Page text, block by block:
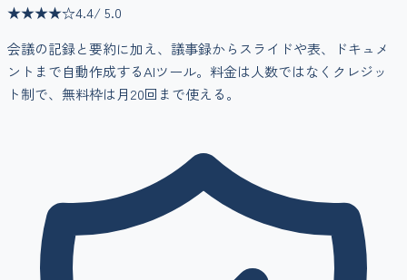
★★★★☆4.4/ 5.0
会議の記録と要約に加え、議事録からスライドや表、ドキュメ
ントまで自動作成するAIツール。料金は人数ではなくクレジッ
ト制で、無料枠は月20回まで使える。